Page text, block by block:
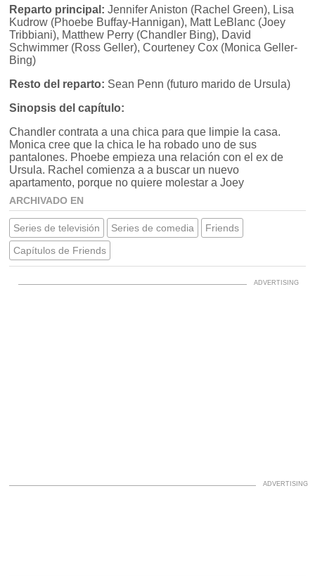
Reparto principal: Jennifer Aniston (Rachel Green), Lisa
Kudrow (Phoebe Buffay-Hannigan), Matt LeBlanc (Joey
Tribbiani), Matthew Perry (Chandler Bing), David
Schwimmer (Ross Geller), Courteney Cox (Monica Geller-
Bing)
Resto del reparto: Sean Penn (futuro marido de Ursula)
Sinopsis del capítulo:
Chandler contrata a una chica para que limpie la casa.
Monica cree que la chica le ha robado uno de sus
pantalones. Phoebe empieza una relación con el ex de
Ursula. Rachel comienza a a buscar un nuevo
apartamento, porque no quiere molestar a Joey
ARCHIVADO EN
Series de televisión Series de comedia
Friends
Capítulos de Friends